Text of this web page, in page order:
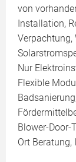
von
Installation,
Verpachtung,
Nur
Flexible
Blower-Door-
Ort